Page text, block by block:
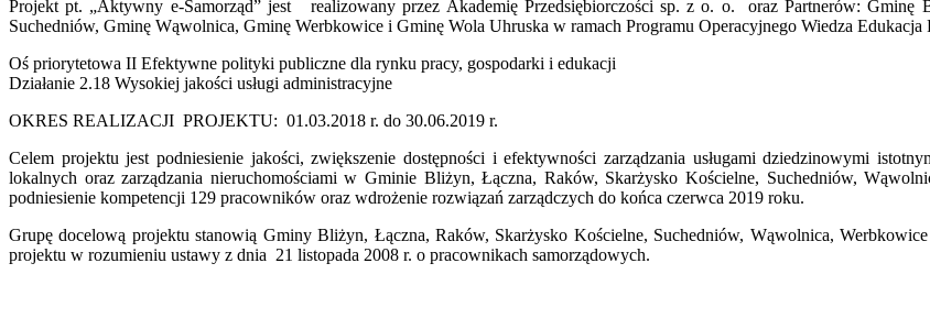
Projekt pt. „Aktywny e-Samorząd” jest realizowany przez Akademię Przedsiębiorczości sp. z o. o. oraz Partnerów:
Suchedniów, Gminę Wąwolnica, Gminę Werbkowice i Gminę Wola Uhruska w ramach Programu Operacyjnego Wiedza
Oś priorytetowa II Efektywne polityki publiczne dla rynku pracy, gospodarki i edukacji
Działanie 2.18 Wysokiej jakości usługi administracyjne
OKRES REALIZACJI PROJEKTU: 01.03.2018 r. do 30.06.2019 r.
Celem projektu jest podniesienie jakości, zwiększenie dostępności i efektywności zarządzania usługami dziedzinowymi
lokalnych oraz zarządzania nieruchomościami w Gminie Bliżyn, Łączna, Raków, Skarżysko Kościelne, Suchedniów,
podniesienie kompetencji 129 pracowników oraz wdrożenie rozwiązań zarządczych do końca czerwca 2019 roku.
Grupę docelową projektu stanowią Gminy Bliżyn, Łączna, Raków, Skarżysko Kościelne, Suchedniów, Wąwolnica,
projektu w rozumieniu ustawy z dnia 21 listopada 2008 r. o pracownikach samorządowych.